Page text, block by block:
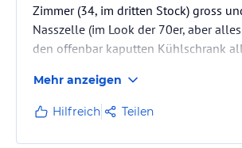
Zimmer (34, im dritten Stock) gross
Nasszelle (im Look der 70er, aber alles
den offenbar kaputten Kühlschrank
Frühstücksbuffet war einwandfrei!
entweder auswärts (Achtung,
oder man deckt sich im Coop
Minuten zu Fuss) ein und macht im
Mehr anzeigen
Hilfreich Teilen